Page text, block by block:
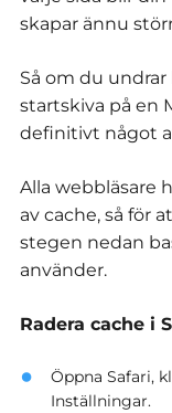
skapar ännu
Så om du
startskiva på en
definitivt något
Alla webbläsare
av cache, så för
stegen nedan
använder.
Radera cache i
Öppna Safari,
Inställningar.